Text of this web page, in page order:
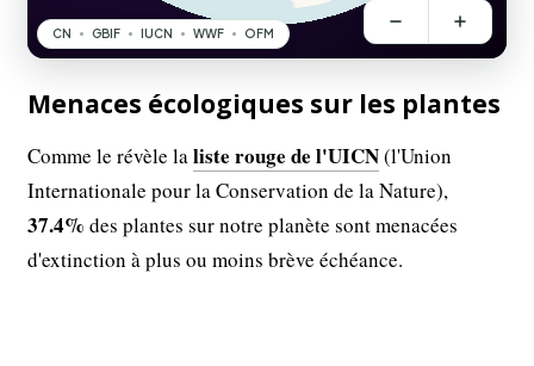
Menaces écologiques sur les plantes
Comme le révèle laliste rouge de l'UICN(l'Union
Internationale pour la Conservation de la Nature),
37.4% des plantes sur notre planète sont menacées
d'extinction à plus ou moins brève échéance.